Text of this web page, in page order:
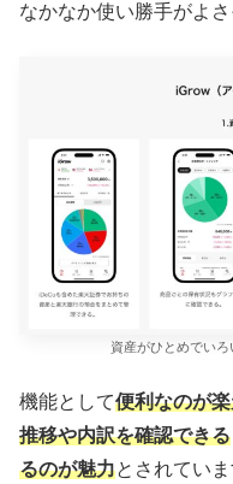
なかなか使い勝手がよさ
資産がひとめでいろ
機能として便利なのが
推移や内訳を確認できる
るのが魅力とされてい